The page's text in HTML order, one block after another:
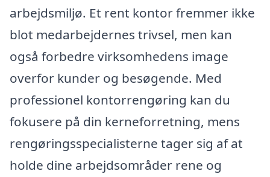
arbejdsmiljø. Et rent kontor fremmer ikke
blot medarbejdernes trivsel, men kan
også forbedre virksomhedens image
overfor kunder og besøgende. Med
professionel kontorrengøring kan du
fokusere på din kerneforretning, mens
rengøringsspecialisterne tager sig af at
holde dine arbejdsområder rene og